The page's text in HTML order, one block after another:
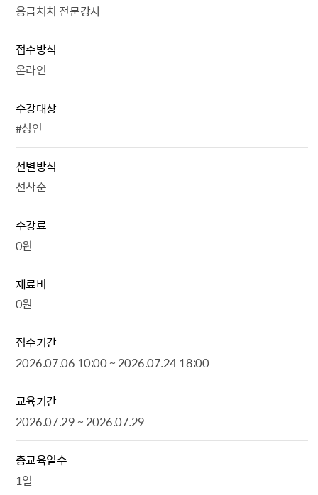
응급처치 전문강사
접수방식
온라인
수강대상
#성인
선별방식
선착순
수강료
0원
재료비
0원
접수기간
2026.07.06 10:00 ~ 2026.07.24 18:00
교육기간
2026.07.29 ~ 2026.07.29
총교육일수
1일